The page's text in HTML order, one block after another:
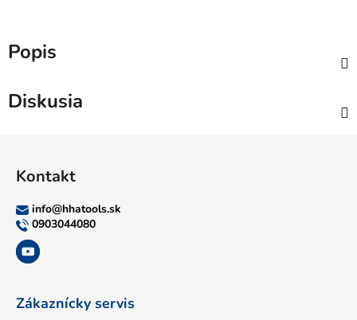
Popis
Diskusia
Kontakt
info@hhatools.sk
0903044080
Zákaznícky servis